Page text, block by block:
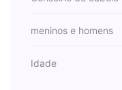
meninos e homens
Idade